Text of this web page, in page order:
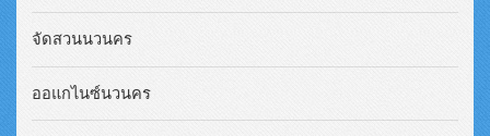
จัดสวนนวนคร
ออแกไนซ์นวนคร